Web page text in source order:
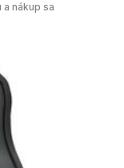
nákup sa